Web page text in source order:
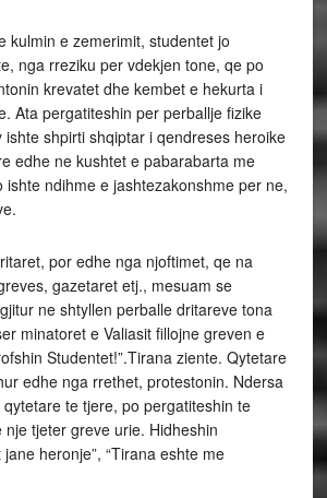
kulmin e zemerimit, studentet jo
nga rreziku per vdekjen tone, qe po
krevatet dhe kembet e hekurta i
Ata pergatiteshin per perballje fizike
shpirti shqiptar i qendreses heroike
edhe ne kushtet e pabarabarta me
ishte ndihme e jashtezakonshme per ne,
por edhe nga njoftimet, qe na
gazetaret etj., mesuam se
ne shtyllen perballe dritareve tona
minatoret e Valiasit fillojne greven e
Studentet!”.Tirana ziente. Qytetare
edhe nga rrethet, protestonin. Ndersa
te tjere, po pergatiteshin te
nje tjeter greve urie. Hidheshin
heronje”, “Tirana eshte me